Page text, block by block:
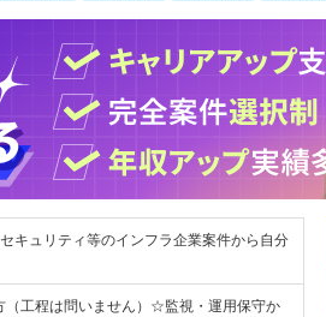
キュリティ等のインフラ企業案件から自分
（工程は問いません）☆監視・運用保守か